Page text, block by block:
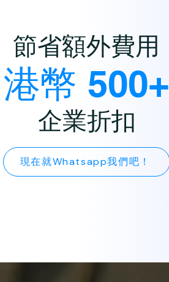
節省額外費用
港幣 500+
企業折扣
現在就Whatsapp我們吧！